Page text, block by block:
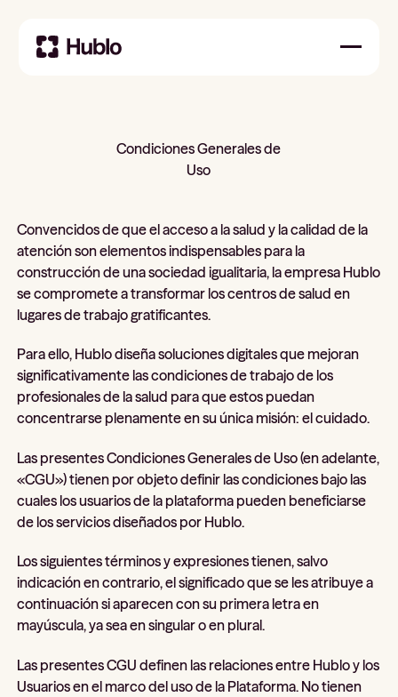
Condiciones Generales de
Uso
Convencidos de que el acceso a la salud y la calidad de la
atención son elementos indispensables para la
construcción de una sociedad igualitaria, la empresa Hublo
se compromete a transformar los centros de salud en
lugares de trabajo gratificantes.
Para ello, Hublo diseña soluciones digitales que mejoran
significativamente las condiciones de trabajo de los
profesionales de la salud para que estos puedan
concentrarse plenamente en su única misión: el cuidado.
Las presentes Condiciones Generales de Uso (en adelante,
«CGU») tienen por objeto definir las condiciones bajo las
cuales los usuarios de la plataforma pueden beneficiarse
de los servicios diseñados por Hublo.
Los siguientes términos y expresiones tienen, salvo
indicación en contrario, el significado que se les atribuye a
continuación si aparecen con su primera letra en
mayúscula, ya sea en singular o en plural.
Las presentes CGU definen las relaciones entre Hublo y los
Usuarios en el marco del uso de la Plataforma. No tienen